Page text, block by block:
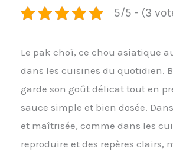
5/5 - (3
Le pak choï, ce chou asiatique
dans les cuisines du quotidien.
garde son goût délicat tout en
sauce simple et bien dosée.
et maîtrisée, comme dans les
reproduire et des repères clairs,